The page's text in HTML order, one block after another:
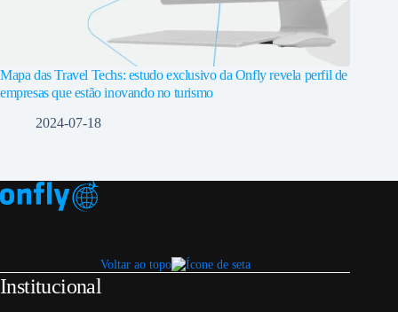
Mapa das Travel Techs: estudo exclusivo da Onfly revela perfil de
empresas que estão inovando no turismo
2024-07-18
Voltar ao topo
Institucional